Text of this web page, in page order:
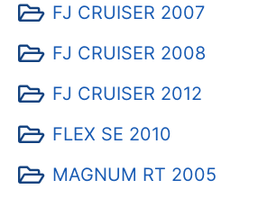
FJ CRUISER 2007
FJ CRUISER 2008
FJ CRUISER 2012
FLEX SE 2010
MAGNUM RT 2005